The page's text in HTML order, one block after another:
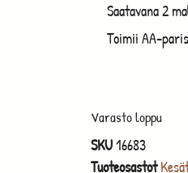
Saatavana 2
Toimii AA-
Varasto loppu
SKU16683
Tuoteosastot